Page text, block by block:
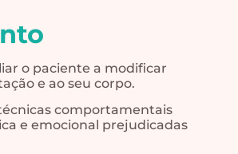
o paciente a modificar
e ao seu corpo.
comportamentais
e emocional prejudicadas